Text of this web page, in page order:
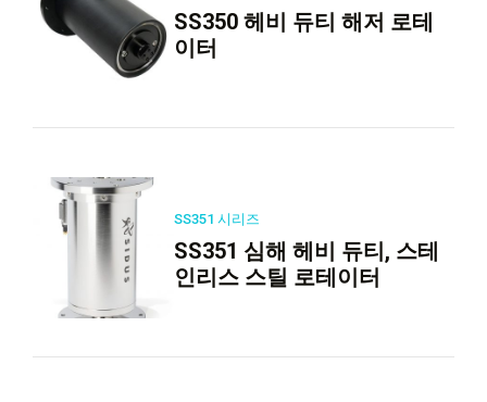
SS350 헤비 듀티 해저 로테
이터
SS351 시리즈
SS351 심해 헤비 듀티, 스테
인리스 스틸 로테이터